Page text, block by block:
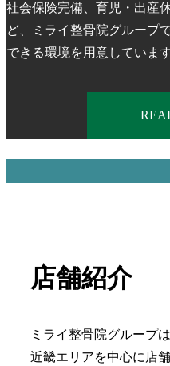
社会保険完備、育児・出産
ど、ミライ整骨院グループ
できる環境を用意しています
店舗紹介
ミライ整骨院グループ
近畿エリアを中心に店